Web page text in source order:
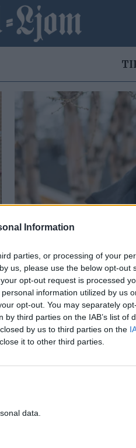
Information
parties, or processing of your
us, please use the below opt-out
opt-out request is processed
information utilized by us
opt-out. You may separately
third parties on the IAB’s list of
by us to third parties on the
it to other third parties.
data.
Fjell-
ned eller